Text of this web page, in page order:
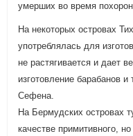
умерших во время
На некоторых островах
употреблялась для
не растягивается и дает
изготовление барабанов
Сефена.
На Бермудских островах
качестве примитивного,